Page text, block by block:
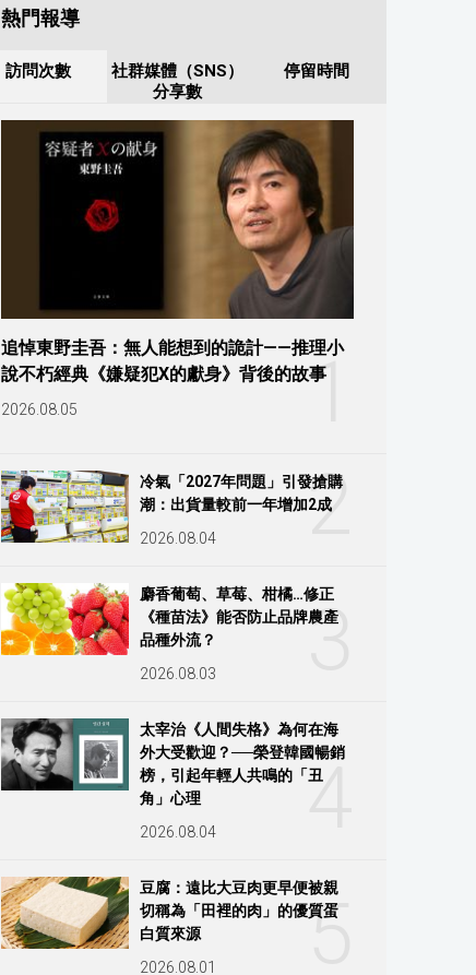
熱門報導
訪問次數
社群媒體（SNS）
分享數
停留時間
1
追悼東野圭吾：無人能想到的詭計——推理小
說不朽經典《嫌疑犯X的獻身》背後的故事
2026.08.05
2
冷氣「2027年問題」引發搶購
潮：出貨量較前一年增加2成
2026.08.04
3
麝香葡萄、草莓、柑橘…修正
《種苗法》能否防止品牌農產
品種外流？
2026.08.03
4
太宰治《人間失格》為何在海
外大受歡迎？──榮登韓國暢銷
榜，引起年輕人共鳴的「丑
角」心理
2026.08.04
5
豆腐：遠比大豆肉更早便被親
切稱為「田裡的肉」的優質蛋
白質來源
2026.08.01